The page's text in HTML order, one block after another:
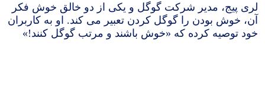
لری پیج، مدیر شرکت گوگل و یکی از دو خالق خوش فکر
آن، خوش بودن را گوگل کردن تعبیر می کند. او به کاربران
خود توصیه کرده که «خوش باشند و مرتب گوگل کنند!»